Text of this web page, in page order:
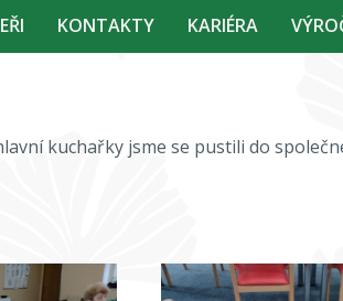
KONTAKTY KARIÉRA
kuchařky jsme se pustili do